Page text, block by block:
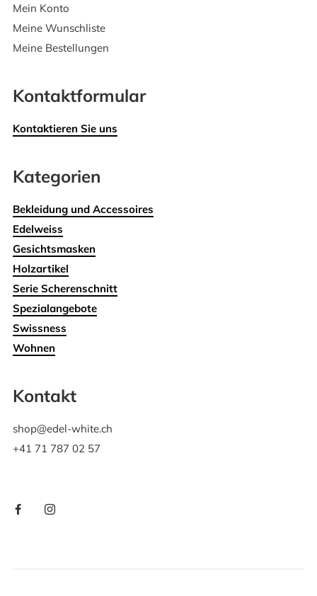
Mein Konto
Meine Wunschliste
Meine Bestellungen
Kontaktformular
Kontaktieren Sie uns
Kategorien
Bekleidung und Accessoires
Edelweiss
Gesichtsmasken
Holzartikel
Serie Scherenschnitt
Spezialangebote
Swissness
Wohnen
Kontakt
shop@edel-white.ch
+41 71 787 02 57